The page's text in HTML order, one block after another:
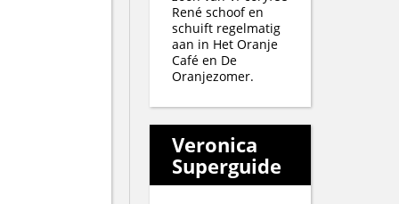
René schoof en
schuift regelmatig
aan in Het Oranje
Café en De
Oranjezomer.
Veronica
Superguide